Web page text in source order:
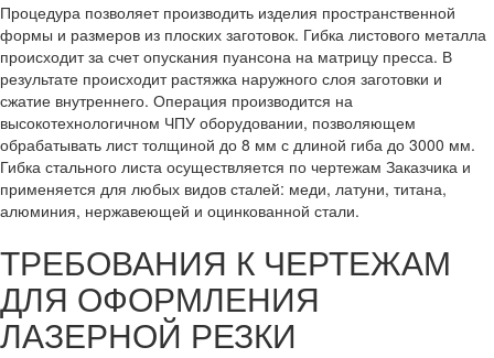
Процедура позволяет производить изделия пространственной
формы и размеров из плоских заготовок. Гибка листового металла
происходит за счет опускания пуансона на матрицу пресса. В
результате происходит растяжка наружного слоя заготовки и
сжатие внутреннего. Операция производится на
высокотехнологичном ЧПУ оборудовании, позволяющем
обрабатывать лист толщиной до 8 мм с длиной гиба до 3000 мм.
Гибка стального листа осуществляется по чертежам Заказчика и
применяется для любых видов сталей: меди, латуни, титана,
алюминия, нержавеющей и оцинкованной стали.
ТРЕБОВАНИЯ К ЧЕРТЕЖАМ
ДЛЯ ОФОРМЛЕНИЯ
ЛАЗЕРНОЙ РЕЗКИ